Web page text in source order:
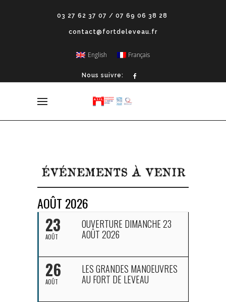
03 27 62 37 07 / 07 69 06 38 28
contact@fortdeleveau.fr
English Français
Nous suivre:
AOÛT 2026
23
AOÛT
OUVERTURE DIMANCHE 23
AOÛT 2026
26
AOÛT
LES GRANDES MANOEUVRES
AU FORT DE LEVEAU